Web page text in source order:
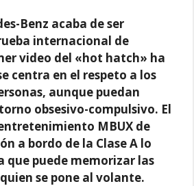
Benz acaba de ser
internacional de
video del «hot hatch» ha
centra en el respeto a los
aunque puedan
obsesivo-compulsivo. El
MBUX de
a bordo de la Clase A lo
que puede memorizar las
se pone al volante.